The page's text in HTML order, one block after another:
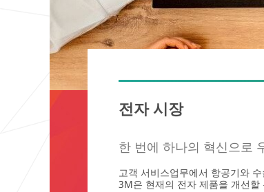
전자 시장
한 번에 하나의 혁신으로
고객 서비스업무에서 항공기와
3M은 현재의 전자 제품을 개선